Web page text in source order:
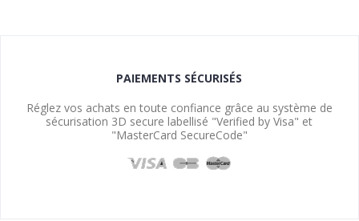
PAIEMENTS SÉCURISÉS
Réglez vos achats en toute confiance grâce au système de
sécurisation 3D secure labellisé "Verified by Visa" et
"MasterCard SecureCode"